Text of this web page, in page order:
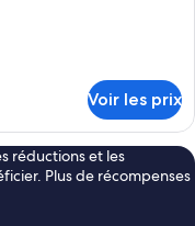
Voir les prix
réductions et les
Plus de récompenses